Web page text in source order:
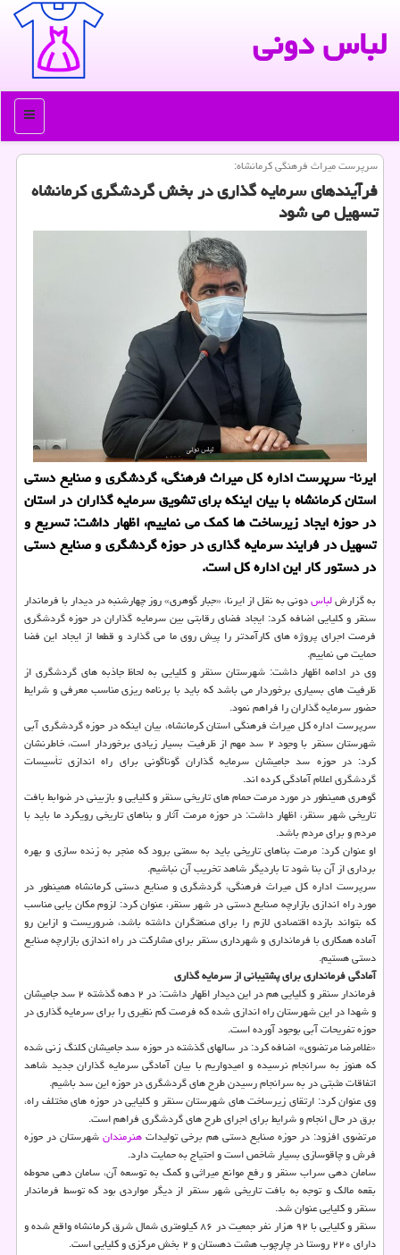
لباس دونی
منو
سرپرست میراث فرهنگی كرمانشاه:
فرآیندهای سرمایه گذاری در بخش گردشگری كرمانشاه
تسهیل می شود
ایرنا- سرپرست اداره کل میراث فرهنگی، گردشگری و صنایع دستی
استان کرمانشاه با بیان اینکه برای تشویق سرمایه گذاران در استان
در حوزه ایجاد زیرساخت ها کمک می نماییم، اظهار داشت: تسریع و
تسهیل در فرایند سرمایه گذاری در حوزه گردشگری و صنایع دستی
در دستور کار این اداره کل است.
به گزارشلباسدونی به نقل از ایرنا، «جبار گوهری» روز چهارشنبه در دیدار با فرماندار
سنقر و کلیایی اضافه کرد: ایجاد فضای رقابتی بین سرمایه گذاران در حوزه گردشگری
فرصت اجرای پروژه های کارآمدتر را پیش روی ما می گذارد و قطعا از ایجاد این فضا
حمایت می نماییم.
وی در ادامه اظهار داشت: شهرستان سنقر و کلیایی به لحاظ جاذبه های گردشگری از
ظرفیت های بسیاری برخوردار می باشد که باید با برنامه ریزی مناسب معرفی و شرایط
حضور سرمایه گذاران را فراهم نمود.
سرپرست اداره کل میراث فرهنگی استان کرمانشاه، بیان اینکه در حوزه گردشگری آبی
شهرستان سنقر با وجود ۲ سد مهم از ظرفیت بسیار زیادی برخوردار است، خاطرنشان
کرد: در حوزه سد جامیشان سرمایه گذاران گوناگونی برای راه اندازی تأسیسات
گردشگری اعلام آمادگی کرده اند.
گوهری همینطور در مورد مرمت حمام های تاریخی سنقر و کلیایی و بازبینی در ضوابط بافت
تاریخی شهر سنقر، اظهار داشت: در حوزه مرمت آثار و بناهای تاریخی رویکرد ما باید با
مردم و برای مردم باشد.
او عنوان کرد: مرمت بناهای تاریخی باید به سمتی برود که منجر به زنده سازی و بهره
برداری از آن بنا شود تا باردیگر شاهد تخریب آن نباشیم.
سرپرست اداره کل میراث فرهنگی، گردشگری و صنایع دستی کرمانشاه همینطور در
مورد راه اندازی بازارچه صنایع دستی در شهر سنقر، عنوان کرد: لزوم مکان یابی مناسب
که بتواند بازده اقتصادی لازم را برای صنعتگران داشته باشد، ضروریست و ازاین رو
آماده همکاری با فرمانداری و شهرداری سنقر برای مشارکت در راه اندازی بازارچه صنایع
دستی هستیم.
آمادگی فرمانداری برای پشتیبانی از سرمایه گذاری
فرماندار سنقر و کلیایی هم در این دیدار اظهار داشت: در ۲ دهه گذشته ۲ سد جامیشان
و شهدا در این شهرستان راه اندازی شده که فرصت کم نظیری را برای سرمایه گذاری در
حوزه تفریحات آبی بوجود آورده است.
«غلامرضا مرتضوی» اضافه کرد: در سالهای گذشته در حوزه سد جامیشان کلنگ زنی شده
که هنوز به سرانجام نرسیده و امیدواریم با بیان آمادگی سرمایه گذاران جدید شاهد
اتفاقات مثبتی در به سرانجام رسیدن طرح های گردشگری در حوزه این سد باشیم.
وی عنوان کرد: ارتقای زیرساخت های شهرستان سنقر و کلیایی در حوزه های مختلف راه،
برق در حال انجام و شرایط برای اجرای طرح های گردشگری فراهم است.
مرتضوی افزود: در حوزه صنایع دستی هم برخی تولیداتهنرمندانشهرستان در حوزه
فرش و چاقوسازی بسیار شاخص است و احتیاج به حمایت دارد.
سامان دهی سراب سنقر و رفع موانع میراثی و کمک به توسعه آن، سامان دهی محوطه
بقعه مالک و توجه به بافت تاریخی شهر سنقر از دیگر مواردی بود که توسط فرماندار
سنقر و کلیایی عنوان شد.
سنقر و کلیایی با ۹۲ هزار نفر جمعیت در ۸۶ کیلومتری شمال شرق کرمانشاه واقع شده و
دارای ۲۲۰ روستا در چارچوب هشت دهستان و ۲ بخش مرکزی و کلیایی است.